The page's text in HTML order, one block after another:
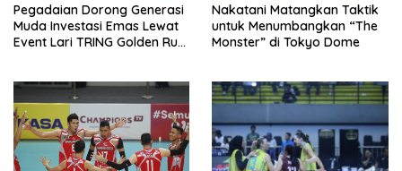
Pegadaian Dorong Generasi
Muda Investasi Emas Lewat
Event Lari TRING Golden Run
Nakatani Matangkan Taktik
untuk Menumbangkan “The
Monster” di Tokyo Dome